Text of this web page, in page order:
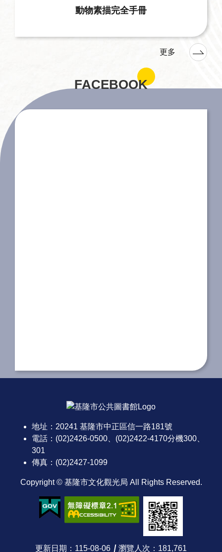
動物素描完全手冊
更多
FACEBOOK
地址：20241 基隆市中正區信一路181號
電話：(02)2426-0500、(02)2422-4170分機300、
301
傳真：(02)2427-1099
Copyright © 基隆市文化觀光局 All Rights Reserved.
更新日期 115-08-06 瀏覽人次 181,761